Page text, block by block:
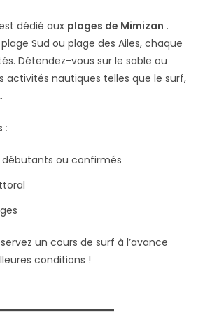
dédié aux plages de Mimizan .
Sud ou plage des Ailes, chaque
Détendez-vous sur le sable ou
activités nautiques telles que le surf,
:
débutants ou confirmés
un cours de surf à l’avance
conditions !